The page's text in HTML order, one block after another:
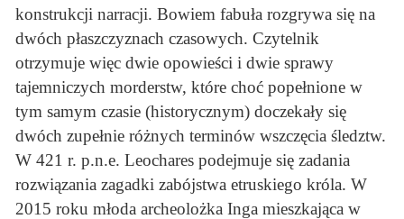
konstrukcji narracji. Bowiem fabuła rozgrywa się na
dwóch płaszczyznach czasowych. Czytelnik
otrzymuje więc dwie opowieści i dwie sprawy
tajemniczych morderstw, które choć popełnione w
tym samym czasie (historycznym) doczekały się
dwóch zupełnie różnych terminów wszczęcia śledztw.
W 421 r. p.n.e. Leochares podejmuje się zadania
rozwiązania zagadki zabójstwa etruskiego króla. W
2015 roku młoda archeolożka Inga mieszkająca w